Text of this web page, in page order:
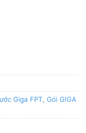
Giga FPT, Gói GIGA